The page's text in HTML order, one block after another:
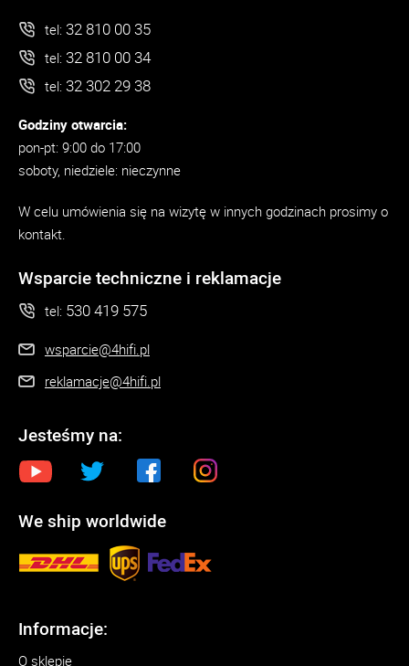
tel: 32 810 00 35
tel: 32 810 00 34
tel: 32 302 29 38
Godziny otwarcia:
pon-pt: 9:00 do 17:00
soboty, niedziele: nieczynne
W celu umówienia się na wizytę w innych godzinach prosimy o
kontakt.
Wsparcie techniczne i reklamacje
tel: 530 419 575
wsparcie@4hifi.pl
reklamacje@4hifi.pl
Jesteśmy na:
We ship worldwide
Informacje:
O sklepie